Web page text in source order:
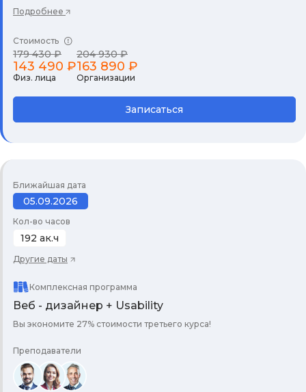
Подробнее
Стоимость
179 430 ₽
143 490 ₽
Физ. лица
204 930 ₽
163 890 ₽
Организации
Записаться
Ближайшая дата
05.09.2026
Кол-во часов
192 ак.ч
Другие даты
Комплексная программа
Веб - дизайнер + Usability
Вы экономите 27% стоимости третьего курса!
Преподаватели